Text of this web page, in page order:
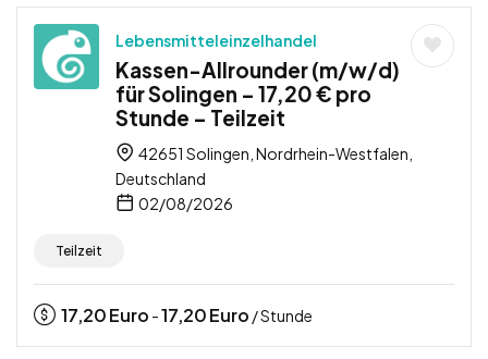
Lebensmitteleinzelhandel
Kassen-Allrounder (m/w/d)
für Solingen – 17,20 € pro
Stunde – Teilzeit
42651 Solingen, Nordrhein-Westfalen,
Deutschland
02/08/2026
Teilzeit
17,20Euro -17,20Euro / Stunde